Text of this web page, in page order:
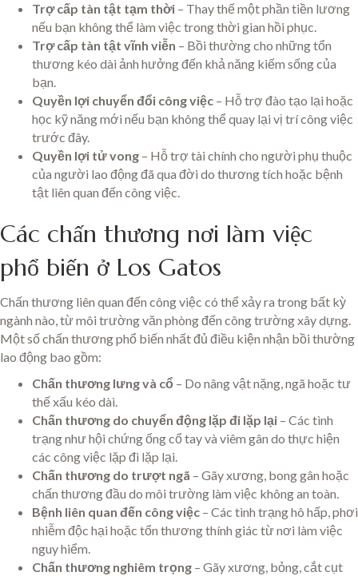
Trợ cấp tàn tật tạm thời – Thay thế một phần tiền lương
nếu bạn không thể làm việc trong thời gian hồi phục.
Trợ cấp tàn tật vĩnh viễn – Bồi thường cho những tổn
thương kéo dài ảnh hưởng đến khả năng kiếm sống của
bạn.
Quyền lợi chuyển đổi công việc – Hỗ trợ đào tạo lại hoặc
học kỹ năng mới nếu bạn không thể quay lại vị trí công việc
trước đây.
Quyền lợi tử vong – Hỗ trợ tài chính cho người phụ thuộc
của người lao động đã qua đời do thương tích hoặc bệnh
tật liên quan đến công việc.
Các chấn thương nơi làm việc
phổ biến ở Los Gatos
Chấn thương liên quan đến công việc có thể xảy ra trong bất kỳ
ngành nào, từ môi trường văn phòng đến công trường xây dựng.
Một số chấn thương phổ biến nhất đủ điều kiện nhận bồi thường
lao động bao gồm:
Chấn thương lưng và cổ – Do nâng vật nặng, ngã hoặc tư
thế xấu kéo dài.
Chấn thương do chuyển động lặp đi lặp lại – Các tình
trạng như hội chứng ống cổ tay và viêm gân do thực hiện
các công việc lặp đi lặp lại.
Chấn thương do trượt ngã – Gãy xương, bong gân hoặc
chấn thương đầu do môi trường làm việc không an toàn.
Bệnh liên quan đến công việc – Các tình trạng hô hấp, phơi
nhiễm độc hại hoặc tổn thương thính giác từ nơi làm việc
nguy hiểm.
Chấn thương nghiêm trọng – Gãy xương, bỏng, cắt cụt